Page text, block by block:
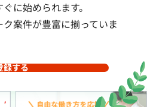
に始められます。
案件が豊富に揃っていま
録する